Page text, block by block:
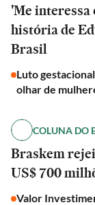
'Me interessa
história de
Brasil
Luto
olhar de
COLUNA DO
Braskem
US$ 700
Valor